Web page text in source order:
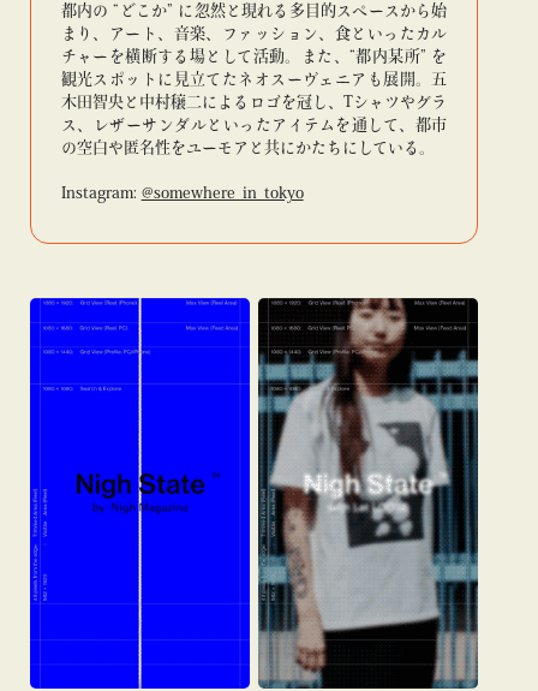
都内の “どこか” に忽然と現れる多目的スペースから始
まり、アート、音楽、ファッション、食といったカル
チャーを横断する場として活動。また、“都内某所” を
観光スポットに見立てたネオスーヴェニアも展開。五
木田智央と中村穣二によるロゴを冠し、Tシャツやグラ
ス、レザーサンダルといったアイテムを通して、都市
の空白や匿名性をユーモアと共にかたちにしている。
Instagram: @somewhere_in_tokyo